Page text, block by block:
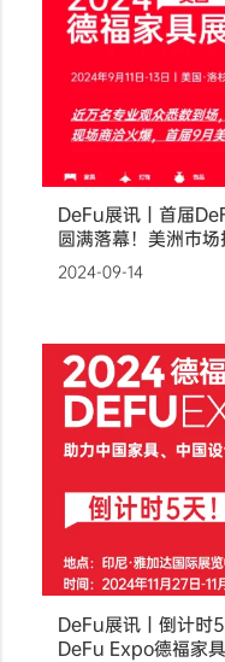
DeFu展讯丨首届
圆满落幕！美洲市场
2024-09-14
DeFu展讯丨倒计时
DeFu Expo德福家具